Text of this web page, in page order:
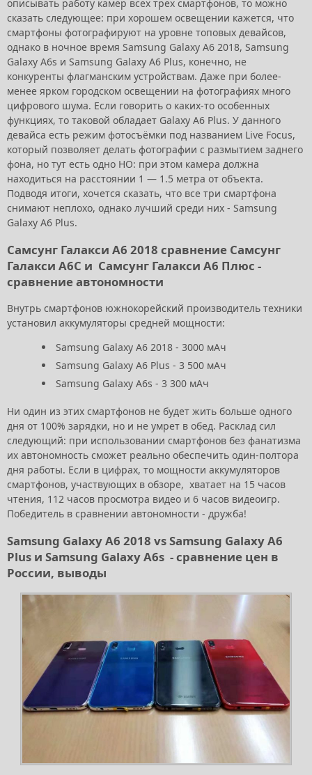
описывать работу камер всех трёх смартфонов, то можно
сказать следующее: при хорошем освещении кажется, что
смартфоны фотографируют на уровне топовых девайсов,
однако в ночное время Samsung Galaxy A6 2018, Samsung
Galaxy A6s и Samsung Galaxy A6 Plus, конечно, не
конкуренты флагманским устройствам. Даже при более-
менее ярком городском освещении на фотографиях много
цифрового шума. Если говорить о каких-то особенных
функциях, то таковой обладает Galaxy A6 Plus. У данного
девайса есть режим фотосъёмки под названием Live Focus,
который позволяет делать фотографии с размытием заднего
фона, но тут есть одно НО: при этом камера должна
находиться на расстоянии 1 — 1.5 метра от объекта.
Подводя итоги, хочется сказать, что все три смартфона
снимают неплохо, однако лучший среди них - Samsung
Galaxy A6 Plus.
Самсунг Галакси А6 2018 сравнение Самсунг
Галакси А6С и Самсунг Галакси А6 Плюс -
сравнение автономности
Внутрь смартфонов южнокорейский производитель техники
установил аккумуляторы средней мощности:
Samsung Galaxy A6 2018 - 3000 мАч
Samsung Galaxy A6 Plus - 3 500 мАч
Samsung Galaxy A6s - 3 300 мАч
Ни один из этих смартфонов не будет жить больше одного
дня от 100% зарядки, но и не умрет в обед. Расклад сил
следующий: при использовании смартфонов без фанатизма
их автономность сможет реально обеспечить один-полтора
дня работы. Если в цифрах, то мощности аккумуляторов
смартфонов, участвующих в обзоре, хватает на 15 часов
чтения, 112 часов просмотра видео и 6 часов видеоигр.
Победитель в сравнении автономности - дружба!
Samsung Galaxy A6 2018 vs Samsung Galaxy A6
Plus и Samsung Galaxy A6s - сравнение цен в
России, выводы